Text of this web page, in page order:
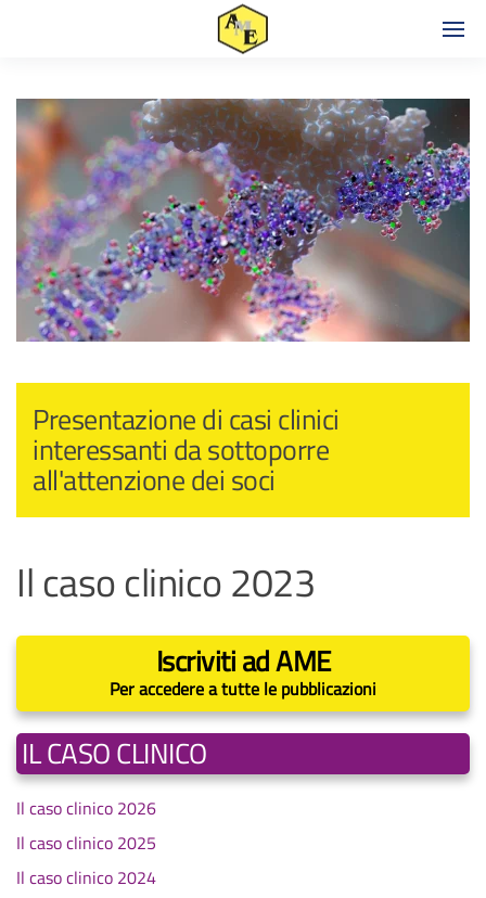
Presentazione di casi clinici
interessanti da sottoporre
all'attenzione dei soci
Il caso clinico 2023
Iscriviti ad AME
Per accedere a tutte le pubblicazioni
IL CASO CLINICO
Il caso clinico 2026
Il caso clinico 2025
Il caso clinico 2024